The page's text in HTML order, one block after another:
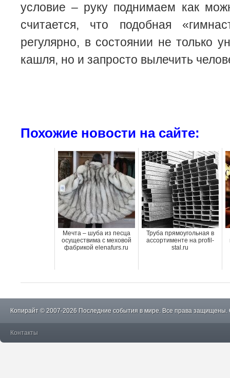
условие – руку поднимаем как
считается, что подобная
регулярно, в состоянии не только
кашля, но и запросто вылечить
Похожие новости на сайте:
Мечта – шуба из песца
осуществима с меховой
фабрикой elenafurs.ru
Труба прямоугольная в
ассортименте на profil-
stal.ru
Копирайт © 2007-2026 Последние события в мире. Все права защищены.
Контакты